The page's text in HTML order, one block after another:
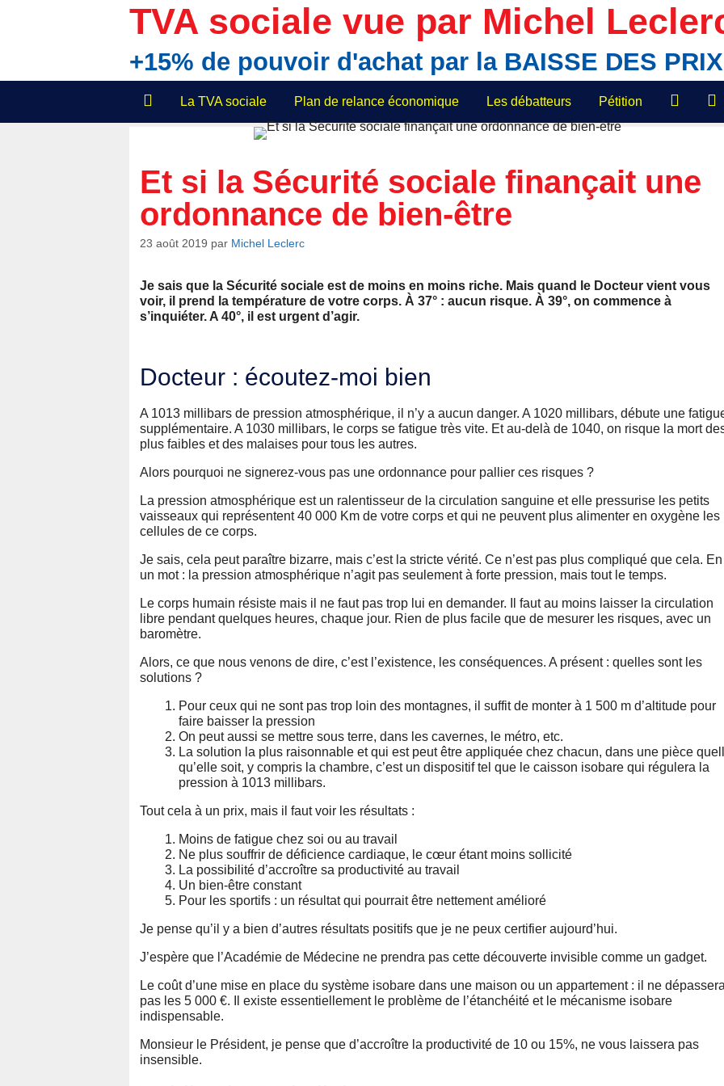
TVA sociale vue par Michel
+15% de pouvoir d'achat par la BAISSE DES
La TVA sociale Plan de relance économique Les débatteurs Pétition
Et si la Sécurité sociale finançait une
ordonnance de bien-être
23 août 2019 par Michel Leclerc
Je sais que la Sécurité sociale est de moins en moins riche. Mais quand le Docteur vient vous
voir, il prend la température de votre corps. À 37° : aucun risque. À 39°, on commence à
s’inquiéter. A 40°, il est urgent d’agir.
Docteur : écoutez-moi bien
A 1013 millibars de pression atmosphérique, il n’y a aucun danger. A 1020 millibars, débute une
supplémentaire. A 1030 millibars, le corps se fatigue très vite. Et au-delà de 1040, on risque la mort
plus faibles et des malaises pour tous les autres.
Alors pourquoi ne signerez-vous pas une ordonnance pour pallier ces risques ?
La pression atmosphérique est un ralentisseur de la circulation sanguine et elle pressurise les petits
vaisseaux qui représentent 40 000 Km de votre corps et qui ne peuvent plus alimenter en oxygène les
cellules de ce corps.
Je sais, cela peut paraître bizarre, mais c’est la stricte vérité. Ce n’est pas plus compliqué que cela. En
un mot : la pression atmosphérique n’agit pas seulement à forte pression, mais tout le temps.
Le corps humain résiste mais il ne faut pas trop lui en demander. Il faut au moins laisser la circulation
libre pendant quelques heures, chaque jour. Rien de plus facile que de mesurer les risques, avec un
baromètre.
Alors, ce que nous venons de dire, c’est l’existence, les conséquences. A présent : quelles sont les
solutions ?
Pour ceux qui ne sont pas trop loin des montagnes, il suffit de monter à 1 500 m d’altitude pour
faire baisser la pression
On peut aussi se mettre sous terre, dans les cavernes, le métro, etc.
La solution la plus raisonnable et qui est peut être appliquée chez chacun, dans une pièce
qu’elle soit, y compris la chambre, c’est un dispositif tel que le caisson isobare qui régulera la
pression à 1013 millibars.
Tout cela à un prix, mais il faut voir les résultats :
Moins de fatigue chez soi ou au travail
Ne plus souffrir de déficience cardiaque, le cœur étant moins sollicité
La possibilité d’accroître sa productivité au travail
Un bien-être constant
Pour les sportifs : un résultat qui pourrait être nettement amélioré
Je pense qu’il y a bien d’autres résultats positifs que je ne peux certifier aujourd’hui.
J’espère que l’Académie de Médecine ne prendra pas cette découverte invisible comme un gadget.
Le coût d’une mise en place du système isobare dans une maison ou un appartement : il ne
pas les 5 000 €. Il existe essentiellement le problème de l’étanchéité et le mécanisme isobare
indispensable.
Monsieur le Président, je pense que d’accroître la productivité de 10 ou 15%, ne vous laissera pas
insensible.